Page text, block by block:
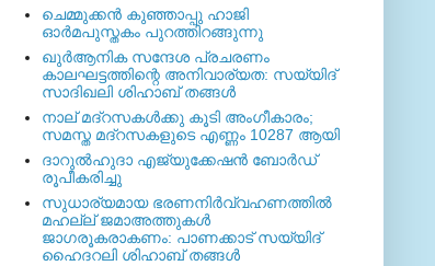
ചെമ്മുക്കന്‍ കുഞ്ഞാപ്പു ഹാജി
ഓര്‍മപുസ്തകം പുറത്തിറങ്ങുന്നു
ഖുര്‍ആനിക സന്ദേശ പ്രചരണം
കാലഘട്ടത്തിന്റെ അനിവാര്യത: സയ്യിദ്
സാദിഖലി ശിഹാബ് തങ്ങള്‍
നാല് മദ്‌റസകള്‍ക്കു കൂടി അംഗീകാരം;
സമസ്ത മദ്‌റസകളുടെ എണ്ണം 10287 ആയി
ദാറുല്‍ഹുദാ എജ്യുക്കേഷന്‍ ബോര്‍ഡ്
രൂപീകരിച്ചു
സുധാര്യമായ ഭരണനിര്‍വ്വഹണത്തില്‍
മഹല്ല് ജമാഅത്തുകള്‍
ജാഗരൂകരാകണം: പാണക്കാട് സയ്യിദ്
ഹൈദറലി ശിഹാബ് തങ്ങള്‍